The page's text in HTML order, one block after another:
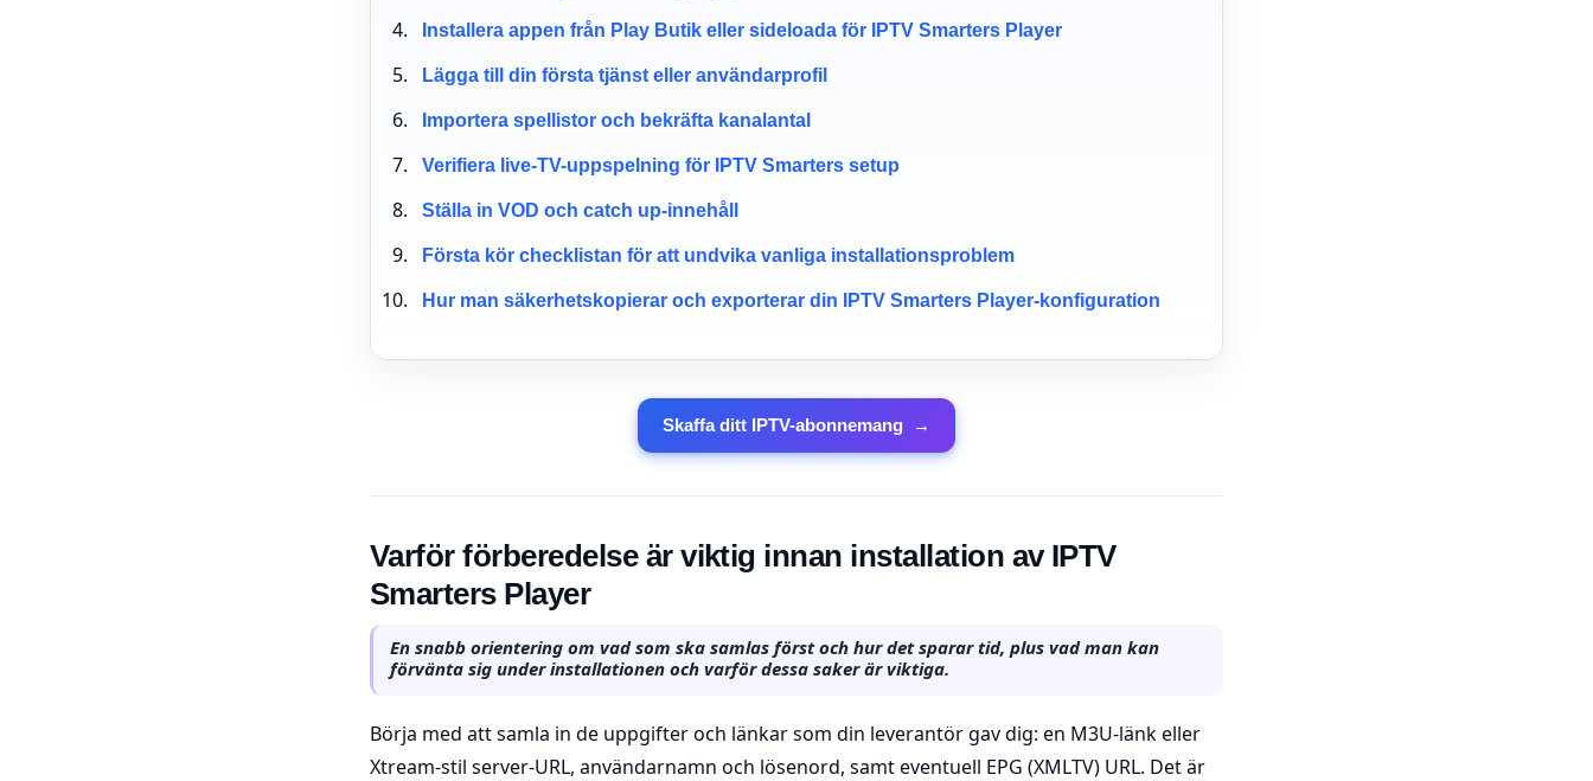
Installera appen från Play Butik eller sideloada för IPTV Smarters Player
Lägga till din första tjänst eller användarprofil
Importera spellistor och bekräfta kanalantal
Verifiera live-TV-uppspelning för IPTV Smarters setup
Ställa in VOD och catch up-innehåll
Första kör checklistan för att undvika vanliga installationsproblem
Hur man säkerhetskopierar och exporterar din IPTV Smarters Player-konfiguration
Skaffa ditt IPTV-abonnemang →
Varför förberedelse är viktig innan installation av IPTV
Smarters Player
En snabb orientering om vad som ska samlas först och hur det sparar tid, plus vad man kan
förvänta sig under installationen och varför dessa saker är viktiga.
Börja med att samla in de uppgifter och länkar som din leverantör gav dig: en M3U-länk eller
Xtream-stil server-URL, användarnamn och lösenord, samt eventuell EPG (XMLTV) URL. Det är